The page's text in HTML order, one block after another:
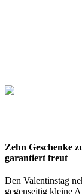
Zehn Geschenke
garantiert freut
Den Valentinstag
gegenseitig kleine